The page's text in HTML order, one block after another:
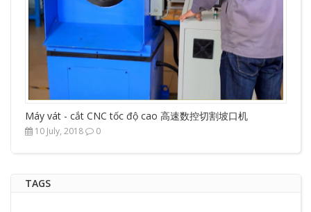
Máy vát - cắt CNC tốc độ cao 高速数控切割坡口机
10 July, 2018 0
TAGS